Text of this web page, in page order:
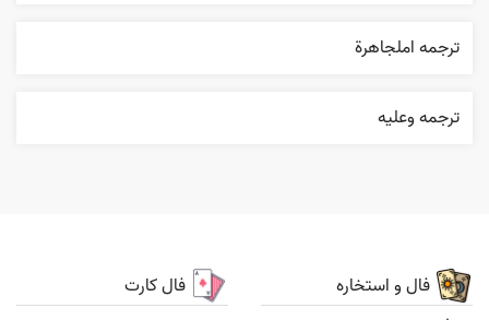
ترجمه املجاهرة
ترجمه وعليه
فال و استخاره فال کارت